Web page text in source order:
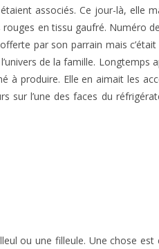
associés. Ce jour-là, elle
en tissu gaufré. Numéro
par son parrain mais
de la famille. Longtemps
à produire. Elle en aimait les
sur l’une des faces du
ou une filleule. Une chose est